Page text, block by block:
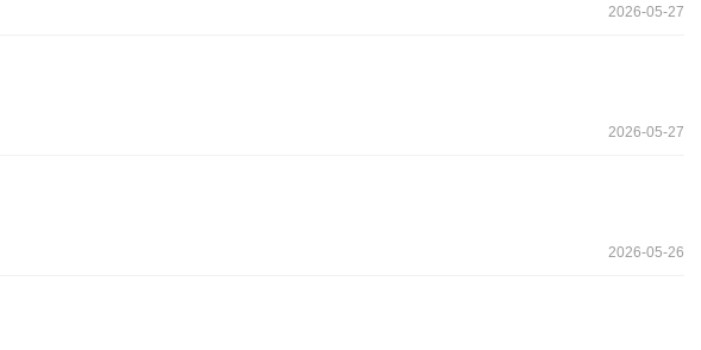
2026-05-27
2026-05-27
2026-05-26